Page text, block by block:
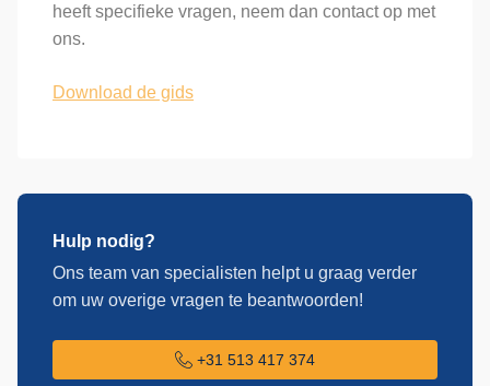
heeft specifieke vragen, neem dan contact op met
ons.
Download de gids
Hulp nodig?
Ons team van specialisten helpt u graag verder
om uw overige vragen te beantwoorden!
+31 513 417 374